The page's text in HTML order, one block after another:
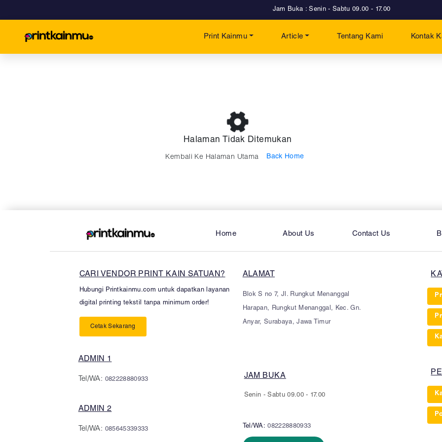
Jam Buka : Senin - Sabtu 09.00 - 17.00
Print Kainmu Article Tentang Kami Kontak
Halaman Tidak Ditemukan
Kembali Ke Halaman Utama Back Home
Home About Us Contact Us
CARI VENDOR PRINT KAIN SATUAN?
Hubungi Printkainmu.com untuk dapatkan layanan
digital printing tekstil tanpa minimum order!
Cetak Sekarang
ADMIN 1
Tel/WA: 082228880933
ADMIN 2
Tel/WA: 085645339333
ALAMAT
Blok S no 7, Jl. Rungkut Menanggal
Harapan, Rungkut Menanggal, Kec. Gn.
Anyar, Surabaya, Jawa Timur
JAM BUKA
Senin - Sabtu 09.00 - 17.00
Tel/WA: 082228880933